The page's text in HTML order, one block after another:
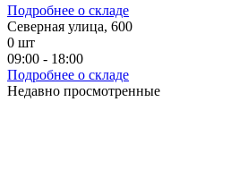
Подробнее о складе
Северная улица, 600
0 шт
09:00 - 18:00
Подробнее о складе
Недавно просмотренные